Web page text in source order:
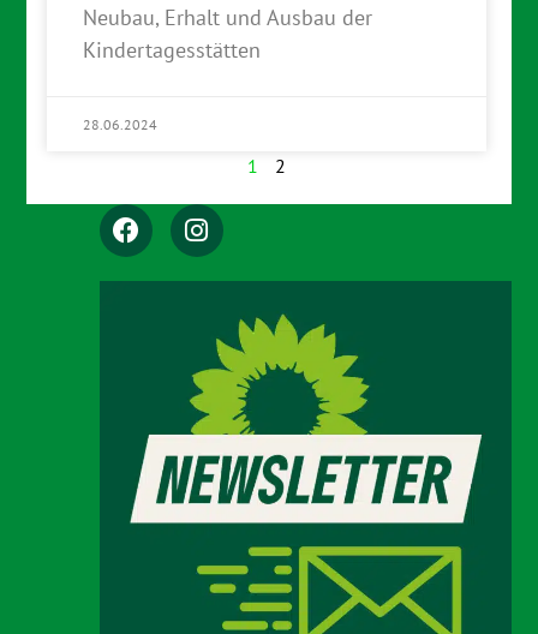
Neubau, Erhalt und Ausbau der
Kindertagesstätten
28.06.2024
1 2